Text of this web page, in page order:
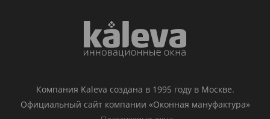
Компания Kaleva создана в 1995 году в Москве.
Официальный сайт компании «Оконная мануфактура»